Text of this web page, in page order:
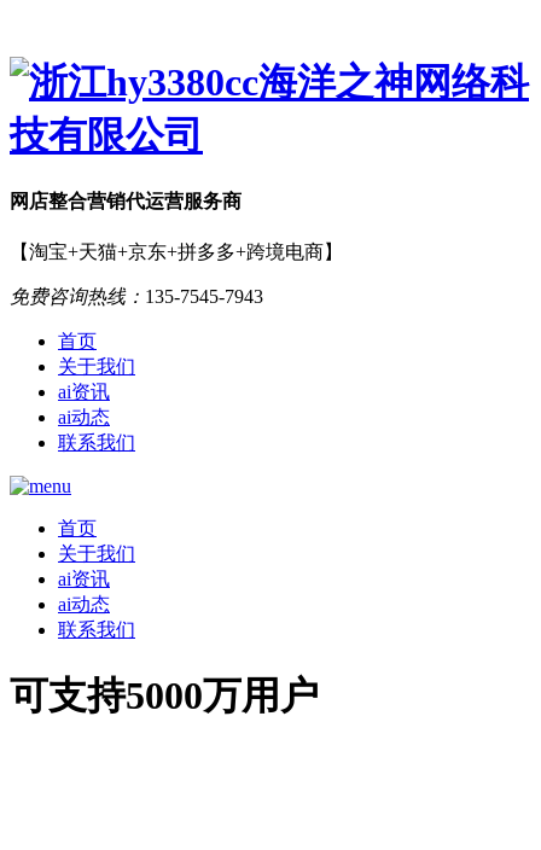
网店整合营销代运营服务商
【淘宝+天猫+京东+拼多多+跨境电商】
免费咨询热线： 135-7545-7943
首页
关于我们
ai资讯
ai动态
联系我们
首页
关于我们
ai资讯
ai动态
联系我们
可支持5000万用户